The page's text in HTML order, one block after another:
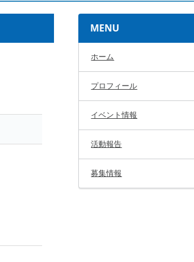
MENU
ホーム
プロフィール
イベント情報
活動報告
募集情報